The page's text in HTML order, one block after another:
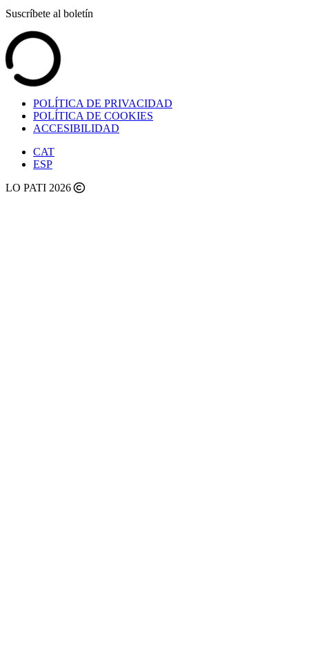
Suscríbete al boletín
POLÍTICA DE PRIVACIDAD
POLÍTICA DE COOKIES
ACCESIBILIDAD
CAT
ESP
LO PATI 2026